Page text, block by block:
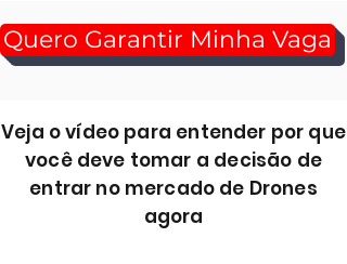
Quero Garantir Minha Vaga
Veja o vídeo para entender por que
você deve tomar a decisão de
entrar no mercado de Drones
agora